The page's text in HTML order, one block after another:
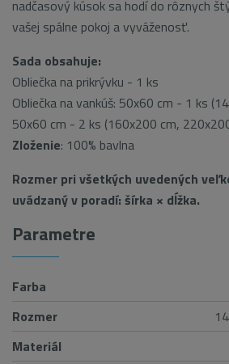
nadčasový kúsok sa hodí do rôznych
vašej spálne pokoj a vyváženosť.
Sada obsahuje:
Obliečka na prikrývku - 1 ks
Obliečka na vankúš: 50x60 cm - 1 ks
50x60 cm - 2 ks (160x200 cm,
Zloženie: 100% bavlna
Rozmer pri všetkých uvedených
uvádzaný v poradí: šírka × dĺžka.
Parametre
Farba
Rozmer
Materiál